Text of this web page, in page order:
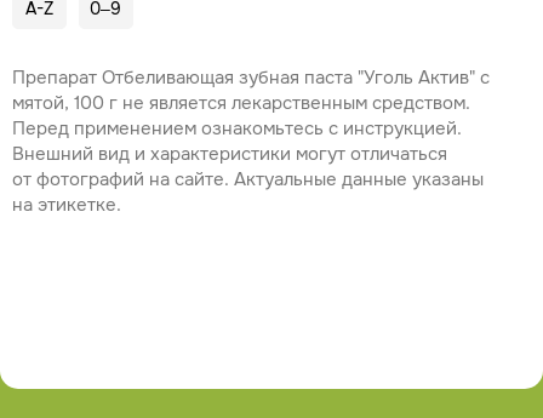
A-Z 0–9
Препарат Отбеливающая зубная паста "Уголь Актив" с
мятой, 100 г не является лекарственным средством.
Перед применением ознакомьтесь с инструкцией.
Внешний вид и характеристики могут отличаться
от фотографий на сайте. Актуальные данные указаны
на этикетке.